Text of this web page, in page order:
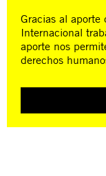
Gracias al aporte
Internacional
aporte nos
derechos